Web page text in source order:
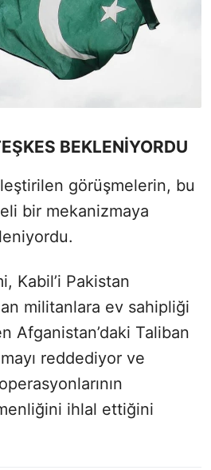
BEKLENİYORDU
görüşmelerin, bu
bir mekanizmaya
Kabil’i Pakistan
militanlara ev sahipliği
Afganistan’daki Taliban
reddediyor ve
ihlal ettiğini